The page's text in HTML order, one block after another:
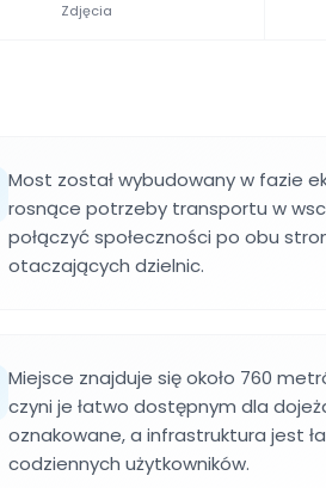
Zdjęcia
Most został wybudowany w fazie
rosnące potrzeby transportu w
połączyć społeczności po obu
otaczających dzielnic.
Miejsce znajduje się około 760
czyni je łatwo dostępnym dla
oznakowane, a infrastruktura jest
codziennych użytkowników.